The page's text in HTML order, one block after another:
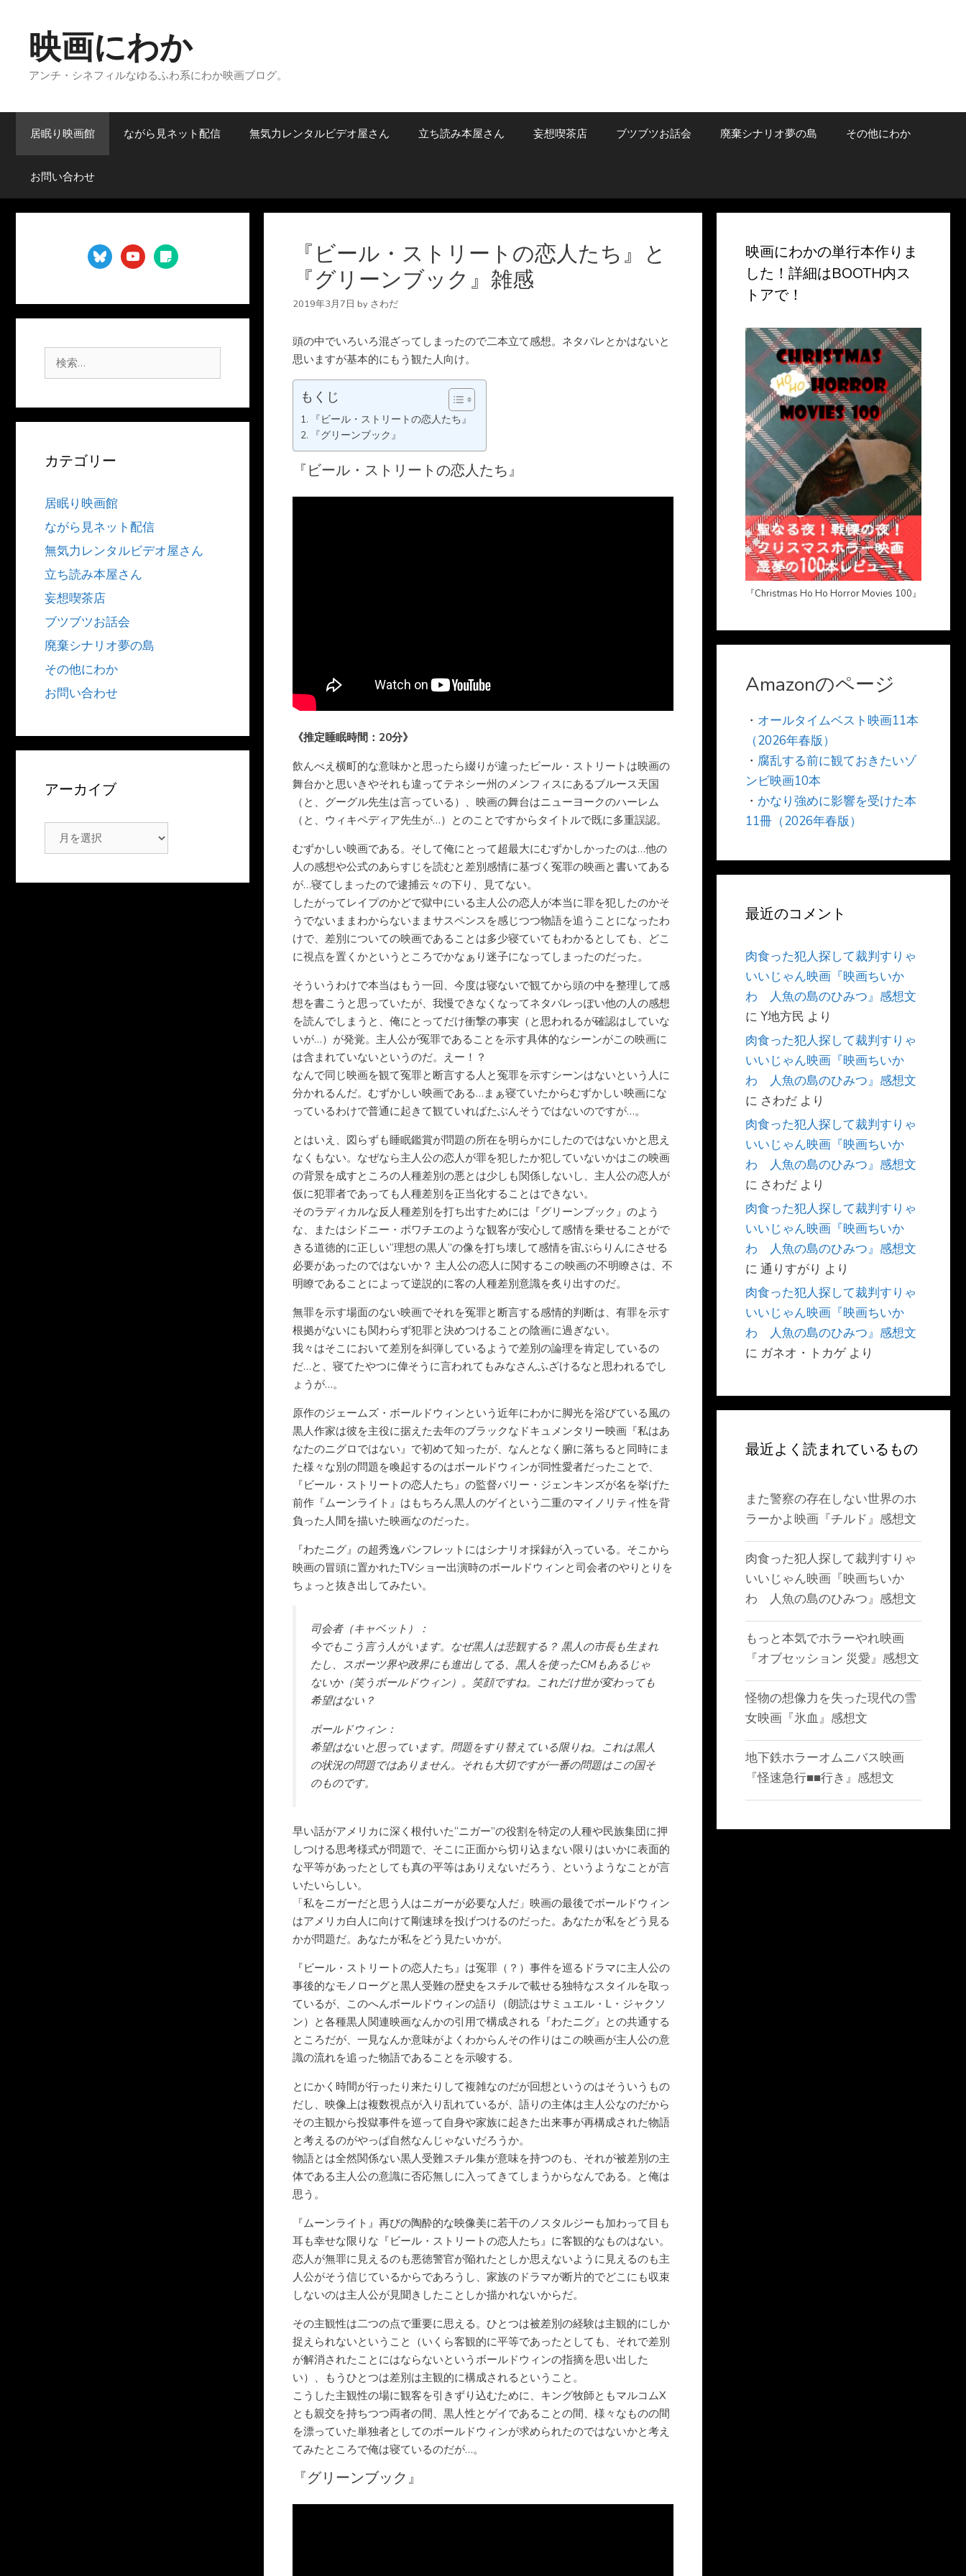
ス
映画にわか
アンチ・シネフィルなゆるふわ系にわか映画ブログ。
居眠り映画館 ながら見ネット配信 無気力レンタルビデオ屋さん 立ち読み本屋さん 妄想喫茶店 ブツブツお話会 廃棄シナリオ夢の島 その他にわか
お問い合わせ
『ビール・ストリートの恋人たち』と
『グリーンブック』雑感
2019年3月7日 by さわだ
頭の中でいろいろ混ざってしまったので二本立て感想。ネタバレとかはないと
思いますが基本的にもう観た人向け。
もくじ
『ビール・ストリートの恋人たち』
『グリーンブック』
『ビール・ストリートの恋人たち』
《推定睡眠時間：20分》
飲んべえ横町的な意味かと思ったら綴りが違ったビール・ストリートは映画の
舞台かと思いきやそれも違ってテネシー州のメンフィスにあるブルース天国
（と、グーグル先生は言っている）、映画の舞台はニューヨークのハーレム
（と、ウィキペディア先生が…）とのことですからタイトルで既に多重誤認。
むずかしい映画である。そして俺にとって超最大にむずかしかったのは…他の
人の感想や公式のあらすじを読むと差別感情に基づく冤罪の映画と書いてある
が…寝てしまったので逮捕云々の下り、見てない。
したがってレイプのかどで獄中にいる主人公の恋人が本当に罪を犯したのかそ
うでないままわからないままサスペンスを感じつつ物語を追うことになったわ
けで、差別についての映画であることは多少寝ていてもわかるとしても、どこ
に視点を置くかというところでかなぁり迷子になってしまったのだった。
そういうわけで本当はもう一回、今度は寝ないで観てから頭の中を整理して感
想を書こうと思っていたが、我慢できなくなってネタバレっぽい他の人の感想
を読んでしまうと、俺にとってだけ衝撃の事実（と思われるが確認はしていな
いが…）が発覚。主人公が冤罪であることを示す具体的なシーンがこの映画に
は含まれていないというのだ。えー！？
なんで同じ映画を観て冤罪と断言する人と冤罪を示すシーンはないという人に
分かれるんだ。むずかしい映画である…まぁ寝ていたからむずかしい映画にな
っているわけで普通に起きて観ていればたぶんそうではないのですが…。
とはいえ、図らずも睡眠鑑賞が問題の所在を明らかにしたのではないかと思え
なくもない。なぜなら主人公の恋人が罪を犯したか犯していないかはこの映画
の背景を成すところの人種差別の悪とは少しも関係しないし、主人公の恋人が
仮に犯罪者であっても人種差別を正当化することはできない。
そのラディカルな反人種差別を打ち出すためには『グリーンブック』のよう
な、またはシドニー・ポワチエのような観客が安心して感情を乗せることがで
きる道徳的に正しい“理想の黒人”の像を打ち壊して感情を宙ぶらりんにさせる
必要があったのではないか？ 主人公の恋人に関するこの映画の不明瞭さは、不
明瞭であることによって逆説的に客の人種差別意識を炙り出すのだ。
無罪を示す場面のない映画でそれを冤罪と断言する感情的判断は、有罪を示す
根拠がないにも関わらず犯罪と決めつけることの陰画に過ぎない。
我々はそこにおいて差別を糾弾しているようで差別の論理を肯定しているの
だ…と、寝てたやつに偉そうに言われてもみなさんふざけるなと思われるでし
ょうが…。
原作のジェームズ・ボールドウィンという近年にわかに脚光を浴びている風の
黒人作家は彼を主役に据えた去年のブラックなドキュメンタリー映画『私はあ
なたのニグロではない』で初めて知ったが、なんとなく腑に落ちると同時にま
た様々な別の問題を喚起するのはボールドウィンが同性愛者だったことで、
『ビール・ストリートの恋人たち』の監督バリー・ジェンキンズが名を挙げた
前作『ムーンライト』はもちろん黒人のゲイという二重のマイノリティ性を背
負った人間を描いた映画なのだった。
『わたニグ』の超秀逸パンフレットにはシナリオ採録が入っている。そこから
映画の冒頭に置かれたTVショー出演時のボールドウィンと司会者のやりとりを
ちょっと抜き出してみたい。
司会者（キャベット）：
今でもこう言う人がいます。なぜ黒人は悲観する？ 黒人の市長も生まれ
たし、スポーツ界や政界にも進出してる、黒人を使ったCMもあるじゃ
ないか（笑うボールドウィン）。笑顔ですね。これだけ世が変わっても
希望はない？
ボールドウィン：
希望はないと思っています。問題をすり替えている限りね。これは黒人
の状況の問題ではありません。それも大切ですが一番の問題はこの国そ
のものです。
早い話がアメリカに深く根付いた“ニガー”の役割を特定の人種や民族集団に押
しつける思考様式が問題で、そこに正面から切り込まない限りはいかに表面的
な平等があったとしても真の平等はありえないだろう、というようなことが言
いたいらしい。
「私をニガーだと思う人はニガーが必要な人だ」映画の最後でボールドウィン
はアメリカ白人に向けて剛速球を投げつけるのだった。あなたが私をどう見る
かが問題だ。あなたが私をどう見たいかが。
『ビール・ストリートの恋人たち』は冤罪（？）事件を巡るドラマに主人公の
事後的なモノローグと黒人受難の歴史をスチルで載せる独特なスタイルを取っ
ているが、このへんボールドウィンの語り（朗読はサミュエル・L・ジャクソ
ン）と各種黒人関連映画なんかの引用で構成される『わたニグ』との共通する
ところだが、一見なんか意味がよくわからんその作りはこの映画が主人公の意
識の流れを追った物語であることを示唆する。
とにかく時間が行ったり来たりして複雑なのだが回想というのはそういうもの
だし、映像上は複数視点が入り乱れているが、語りの主体は主人公なのだから
その主観から投獄事件を巡って自身や家族に起きた出来事が再構成された物語
と考えるのがやっぱ自然なんじゃないだろうか。
物語とは全然関係ない黒人受難スチル集が意味を持つのも、それが被差別の主
体である主人公の意識に否応無しに入ってきてしまうからなんである。と俺は
思う。
『ムーンライト』再びの陶酔的な映像美に若干のノスタルジーも加わって目も
耳も幸せな限りな『ビール・ストリートの恋人たち』に客観的なものはない。
恋人が無罪に見えるのも悪徳警官が陥れたとしか思えないように見えるのも主
人公がそう信じているからであろうし、家族のドラマが断片的でどこにも収束
しないのは主人公が見聞きしたことしか描かれないからだ。
その主観性は二つの点で重要に思える。ひとつは被差別の経験は主観的にしか
捉えられないということ（いくら客観的に平等であったとしても、それで差別
が解消されたことにはならないというボールドウィンの指摘を思い出した
い）、もうひとつは差別は主観的に構成されるということ。
こうした主観性の場に観客を引きずり込むために、キング牧師ともマルコムX
とも親交を持ちつつ両者の間、黒人性とゲイであることの間、様々なものの間
を漂っていた単独者としてのボールドウィンが求められたのではないかと考え
てみたところで俺は寝ているのだが…。
『グリーンブック』
blueskyyoutubesticky-
note
索:
カテゴリー
居眠り映画館
ながら見ネット配信
無気力レンタルビデオ屋さん
立ち読み本屋さん
妄想喫茶店
ブツブツお話会
廃棄シナリオ夢の島
その他にわか
お問い合わせ
アーカイブ
ー
映画にわかの単行本作りま
した！詳細はBOOTH内ス
トアで！
『Christmas Ho Ho Horror Movies 100』
Amazonのページ
・ オールタイムベスト映画11本
（2026年春版）
・ 腐乱する前に観ておきたいゾ
ンビ映画10本
・ かなり強めに影響を受けた本
11冊（2026年春版）
最近のコメント
肉食った犯人探して裁判すりゃ
いいじゃん映画『映画ちいか
わ 人魚の島のひみつ』感想文
に Y地方民 より
肉食った犯人探して裁判すりゃ
いいじゃん映画『映画ちいか
わ 人魚の島のひみつ』感想文
に さわだ より
肉食った犯人探して裁判すりゃ
いいじゃん映画『映画ちいか
わ 人魚の島のひみつ』感想文
に さわだ より
肉食った犯人探して裁判すりゃ
いいじゃん映画『映画ちいか
わ 人魚の島のひみつ』感想文
に 通りすがり より
肉食った犯人探して裁判すりゃ
いいじゃん映画『映画ちいか
わ 人魚の島のひみつ』感想文
に ガネオ・トカゲより
最近よく読まれているもの
また警察の存在しない世界のホ
ラーかよ映画『チルド』感想文
肉食った犯人探して裁判すりゃ
いいじゃん映画『映画ちいか
わ 人魚の島のひみつ』感想文
もっと本気でホラーやれ映画
『オブセッション 災愛』感想文
怪物の想像力を失った現代の雪
女映画『氷血』感想文
地下鉄ホラーオムニバス映画
『怪速急行■■行き』感想文